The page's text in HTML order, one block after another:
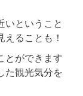
いということ
ることも！
とができます
た観光気分を